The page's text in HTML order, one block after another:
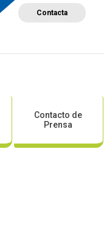
Contacta
Contacto de
Prensa